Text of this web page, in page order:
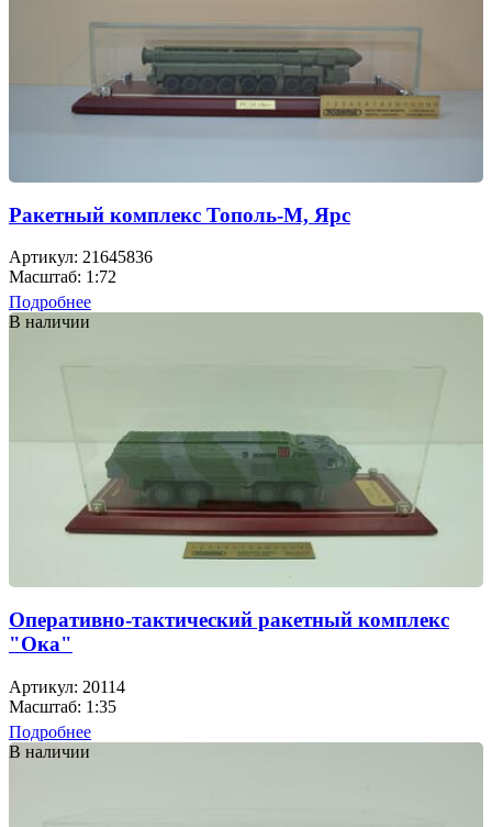
Ракетный комплекс Тополь-М, Ярс
Артикул: 21645836
Масштаб: 1:72
Подробнее
В наличии
Оперативно-тактический ракетный комплекс
"Ока"
Артикул: 20114
Масштаб: 1:35
Подробнее
В наличии